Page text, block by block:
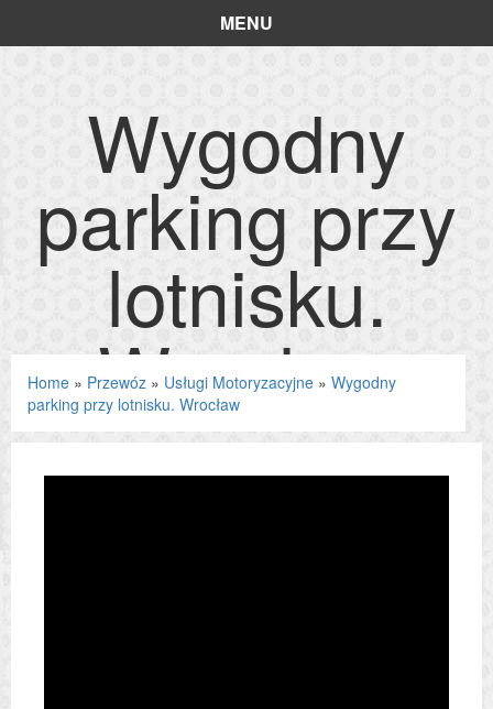
MENU
Wygodny
parking przy
lotnisku.
Wrocław
Home » Przewóz » Usługi Motoryzacyjne » Wygodny
parking przy lotnisku. Wrocław